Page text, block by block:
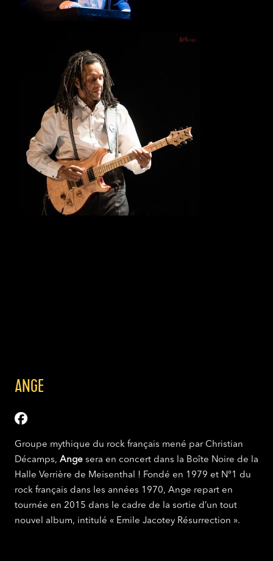
ANGE
Groupe mythique du rock français mené par Christian
Décamps, Ange sera en concert dans la Boîte Noire de la
Halle Verrière de Meisenthal ! Fondé en 1979 et N°1 du
rock français dans les années 1970, Ange repart en
tournée en 2015 dans le cadre de la sortie d’un tout
nouvel album, intitulé « Emile Jacotey Résurrection ».